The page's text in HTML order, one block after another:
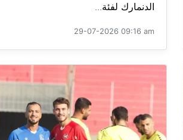
الدنمارك لفئة...
29-07-2026 09:16 am